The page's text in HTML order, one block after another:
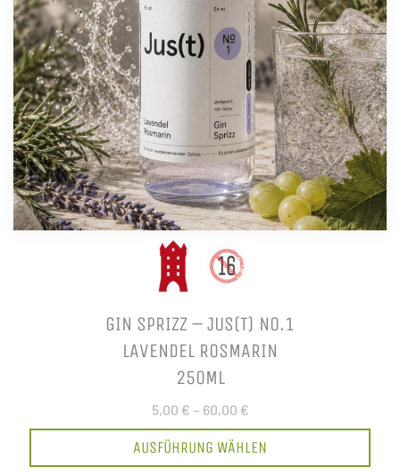
GIN SPRIZZ – JUS(T) NO.1
LAVENDEL ROSMARIN
250ML
5,00 € – 60,00 €
AUSFÜHRUNG WÄHLEN